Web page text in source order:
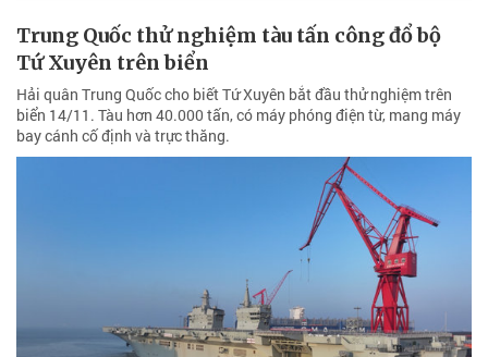
Trung Quốc thử nghiệm tàu tấn công đổ bộ
Tứ Xuyên trên biển
Hải quân Trung Quốc cho biết Tứ Xuyên bắt đầu thử nghiệm trên
biển 14/11. Tàu hơn 40.000 tấn, có máy phóng điện từ, mang máy
bay cánh cố định và trực thăng.